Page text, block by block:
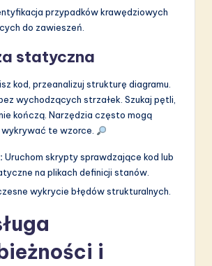
przypadków krawędziowych
do zawieszeń.
statyczna
kod, przeanalizuj strukturę diagramu.
wychodzących strzałek. Szukaj pętli,
kończą. Narzędzia często mogą
te wzorce.
Uruchom skrypty sprawdzające kod lub
na plikach definicji stanów.
wykrycie błędów strukturalnych.
i